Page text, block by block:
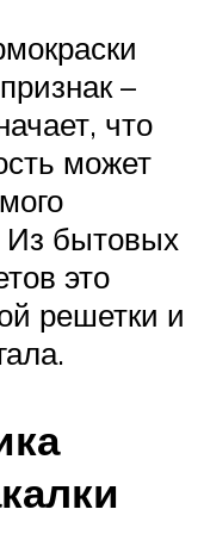
–
что
может
Из бытовых
это
решетки и